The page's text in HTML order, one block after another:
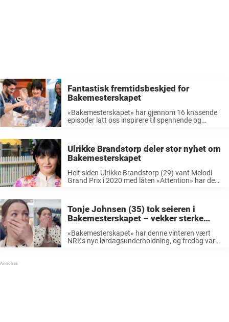
Fantastisk fremtidsbeskjed for
Bakemesterskapet
«Bakemesterskapet» har gjennom 16 knasende
episoder latt oss inspirere til spennende og
Ulrikke Brandstorp deler stor nyhet om
Bakemesterskapet
Helt siden Ulrikke Brandstorp (29) vant Melodi
Grand Prix i 2020 med låten «Attention» har den
danse», og ...
Tonje Johnsen (35) tok seieren i
Bakemesterskapet – vekker sterke
«Bakemesterskapet» har denne vinteren vært
NRKs nye lørdagsunderholdning, og fredag var